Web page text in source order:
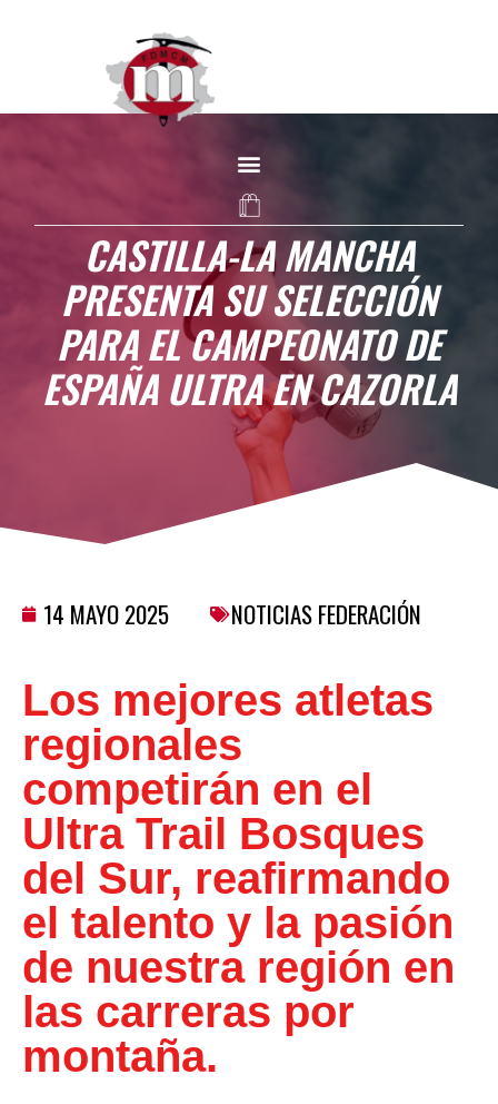
CASTILLA-LA MANCHA
PRESENTA SU SELECCIÓN
PARA EL CAMPEONATO DE
ESPAÑA ULTRA EN CAZORLA
14 MAYO 2025 NOTICIAS FEDERACIÓN
Los mejores atletas
regionales
competirán en el
Ultra Trail Bosques
del Sur, reafirmando
el talento y la pasión
de nuestra región en
las carreras por
montaña.